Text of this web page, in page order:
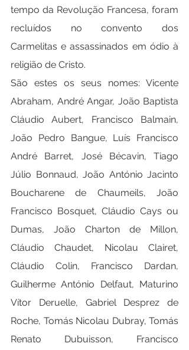
tempo da Revolução Francesa, foram
recluídos no convento dos
Carmelitas e assassinados em ódio à
religião de Cristo.
São estes os seus nomes: Vicente
Abraham, André Angar, João Baptista
Cláudio Aubert, Francisco Balmain,
João Pedro Bangue, Luís Francisco
André Barret, José Bécavin, Tiago
Júlio Bonnaud, João António Jacinto
Boucharene de Chaumeils, João
Francisco Bosquet, Cláudio Cays ou
Dumas, João Charton de Millon,
Cláudio Chaudet, Nicolau Clairet,
Cláudio Colin, Francisco Dardan,
Guilherme António Delfaut, Maturino
Vítor Deruelle, Gabriel Desprez de
Roche, Tomás Nicolau Dubray, Tomás
Renato Dubuisson, Francisco